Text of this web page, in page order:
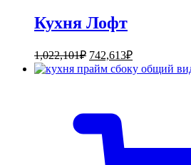
Кухня Лофт
1,022,101₽ 742,613₽